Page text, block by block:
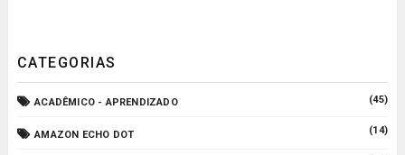
CATEGORIAS
ACADÊMICO - APRENDIZADO (45)
AMAZON ECHO DOT (14)